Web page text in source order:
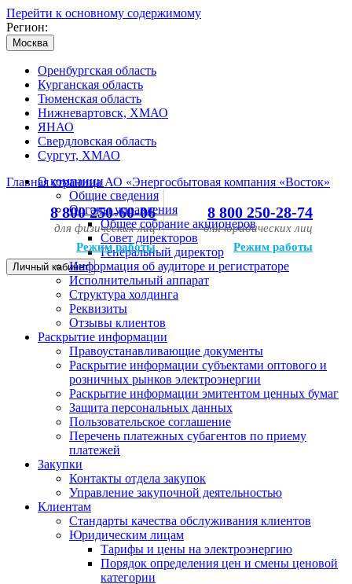
Перейти к основному содержимому
Регион:
Москва
Оренбургская область
Курганская область
Тюменская область
Нижневартовск, ХМАО
ЯНАО
Свердловская область
Сургут, ХМАО
Главная страница АО «Энергосбытовая компания «Восток»
8 800 250-60-06
для физических лиц
Режим работы
8 800 250-28-74
для юридических лиц
Режим работы
Личный кабинет
О компании
Общие сведения
Органы управления
Общее собрание акционеров
Совет директоров
Генеральный директор
Информация об аудиторе и регистраторе
Исполнительный аппарат
Структура холдинга
Реквизиты
Отзывы клиентов
Раскрытие информации
Правоустанавливающие документы
Раскрытие информации субъектами оптового и
розничных рынков электроэнергии
Раскрытие информации эмитентом ценных бумаг
Защита персональных данных
Пользовательское соглашение
Перечень платежных субагентов по приему
платежей
Закупки
Контакты отдела закупок
Управление закупочной деятельностью
Клиентам
Стандарты качества обслуживания клиентов
Юридическим лицам
Тарифы и цены на электроэнергию
Порядок определения цен и смены ценовой
категории